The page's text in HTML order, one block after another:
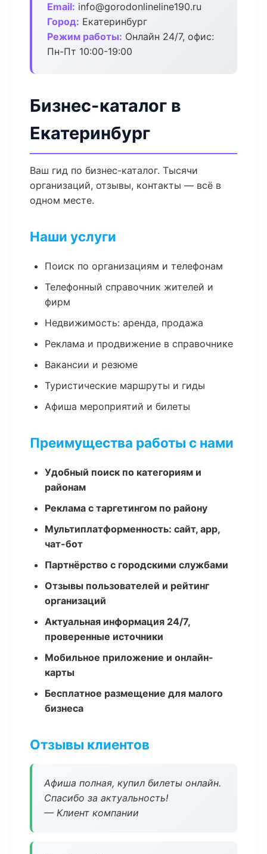
Email: info@gorodonlineline190.ru
Город: Екатеринбург
Режим работы: Онлайн 24/7, офис:
Пн-Пт 10:00-19:00
Бизнес-каталог в
Екатеринбург
Ваш гид по бизнес-каталог. Тысячи
организаций, отзывы, контакты — всё в
одном месте.
Наши услуги
Поиск по организациям и телефонам
Телефонный справочник жителей и
фирм
Недвижимость: аренда, продажа
Реклама и продвижение в справочнике
Вакансии и резюме
Туристические маршруты и гиды
Афиша мероприятий и билеты
Преимущества работы с нами
Удобный поиск по категориям и
районам
Реклама с таргетингом по району
Мультиплатформенность: сайт, app,
чат-бот
Партнёрство с городскими службами
Отзывы пользователей и рейтинг
организаций
Актуальная информация 24/7,
проверенные источники
Мобильное приложение и онлайн-
карты
Бесплатное размещение для малого
бизнеса
Отзывы клиентов
Афиша полная, купил билеты онлайн.
Спасибо за актуальность!
— Клиент компании